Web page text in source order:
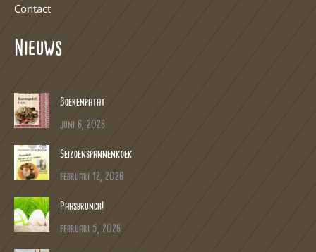
Contact
Nieuws
Boerenpatat
juni 6, 2026
Seizoenspannenkoek
februari 12, 2026
Paasbrunch!
februari 5, 2026